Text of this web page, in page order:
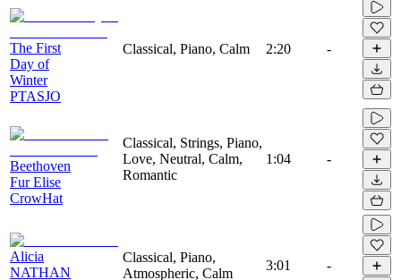
The First
Day of
Winter
PTASJO
Classical, Piano, Calm 2:20 -
Beethoven
Fur Elise
CrowHat
Classical, Strings, Piano,
Love, Neutral, Calm,
Romantic
1:04 -
Alicia
NATHAN
Classical, Piano,
Atmospheric, Calm
3:01 -